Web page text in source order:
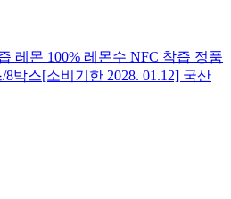
레몬 100% 레몬수 NFC 착즙 정품
박스[소비기한 2028. 01.12] 국산